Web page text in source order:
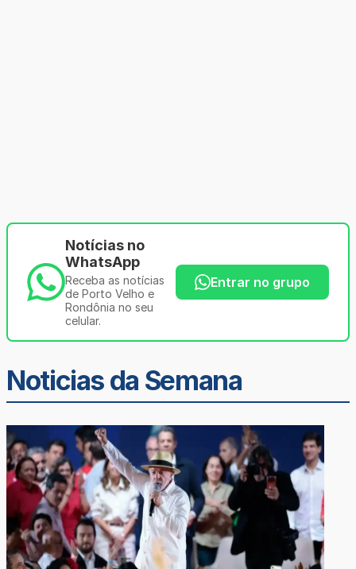
Notícias no
WhatsApp
Receba as notícias
de Porto Velho e
Rondônia no seu
celular.
Entrar no grupo
Noticias da Semana